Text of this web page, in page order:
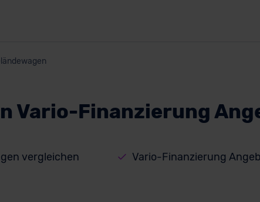
Vario-Finanzierung
vergleichen Vario-Finanzierung